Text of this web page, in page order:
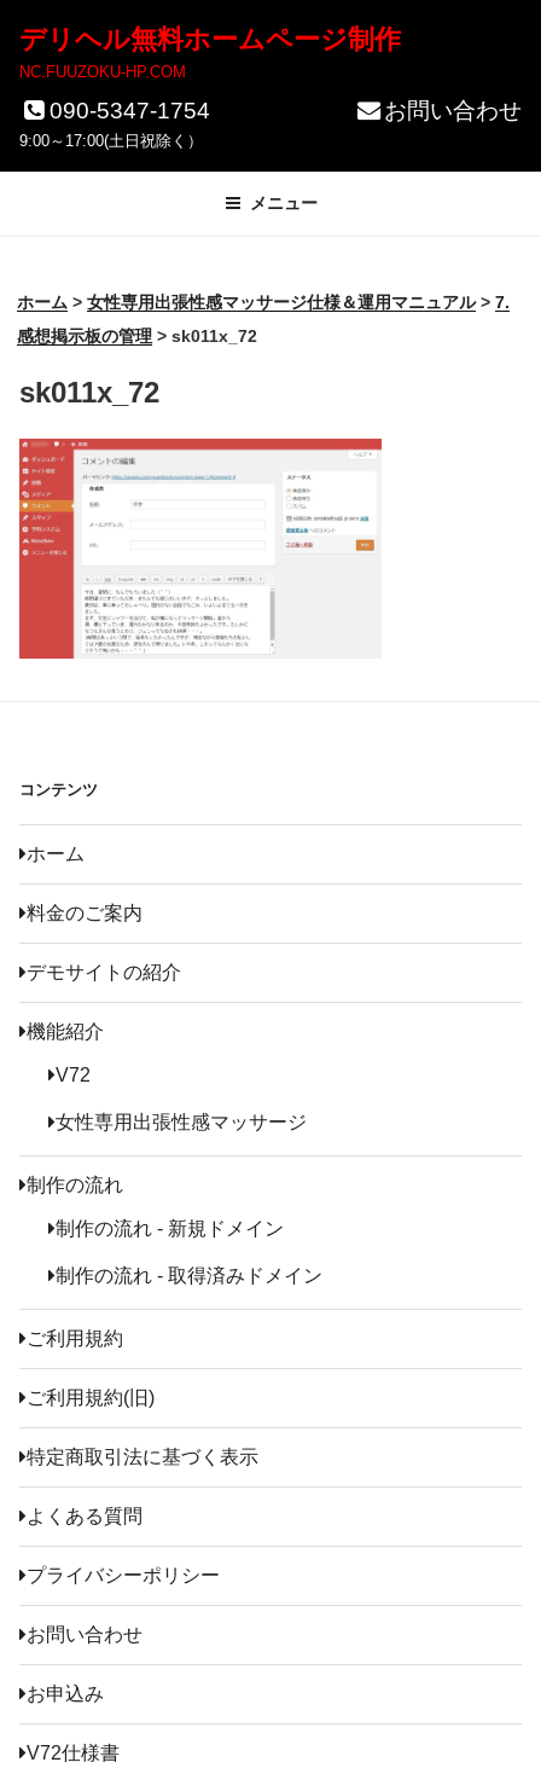
ツ
デリヘル無料ホームページ制作
NC.FUUZOKU-HP.COM
090-5347-1754
9:00～17:00(土日祝除く）
お問い合わせ
メニュー
ホーム > 女性専用出張性感マッサージ仕様＆運用マニュアル> 7.
感想掲示板の管理 > sk011x_72
sk011x_72
コンテンツ
ホーム
料金のご案内
デモサイトの紹介
機能紹介
V72
女性専用出張性感マッサージ
制作の流れ
制作の流れ - 新規ドメイン
制作の流れ - 取得済みドメイン
ご利用規約
ご利用規約(旧)
特定商取引法に基づく表示
よくある質問
プライバシーポリシー
お問い合わせ
お申込み
V72仕様書